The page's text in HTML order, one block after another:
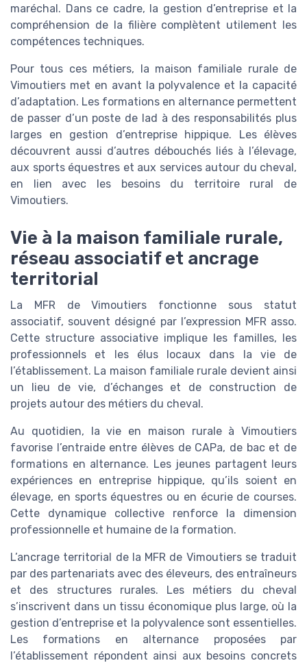
maréchal. Dans ce cadre, la gestion d’entreprise et la
compréhension de la filière complètent utilement les
compétences techniques.
Pour tous ces métiers, la maison familiale rurale de
Vimoutiers met en avant la polyvalence et la capacité
d’adaptation. Les formations en alternance permettent
de passer d’un poste de lad à des responsabilités plus
larges en gestion d’entreprise hippique. Les élèves
découvrent aussi d’autres débouchés liés à l’élevage,
aux sports équestres et aux services autour du cheval,
en lien avec les besoins du territoire rural de
Vimoutiers.
Vie à la maison familiale rurale,
réseau associatif et ancrage
territorial
La MFR de Vimoutiers fonctionne sous statut
associatif, souvent désigné par l’expression MFR asso.
Cette structure associative implique les familles, les
professionnels et les élus locaux dans la vie de
l’établissement. La maison familiale rurale devient ainsi
un lieu de vie, d’échanges et de construction de
projets autour des métiers du cheval.
Au quotidien, la vie en maison rurale à Vimoutiers
favorise l’entraide entre élèves de CAPa, de bac et de
formations en alternance. Les jeunes partagent leurs
expériences en entreprise hippique, qu’ils soient en
élevage, en sports équestres ou en écurie de courses.
Cette dynamique collective renforce la dimension
professionnelle et humaine de la formation.
L’ancrage territorial de la MFR de Vimoutiers se traduit
par des partenariats avec des éleveurs, des entraîneurs
et des structures rurales. Les métiers du cheval
s’inscrivent dans un tissu économique plus large, où la
gestion d’entreprise et la polyvalence sont essentielles.
Les formations en alternance proposées par
l’établissement répondent ainsi aux besoins concrets